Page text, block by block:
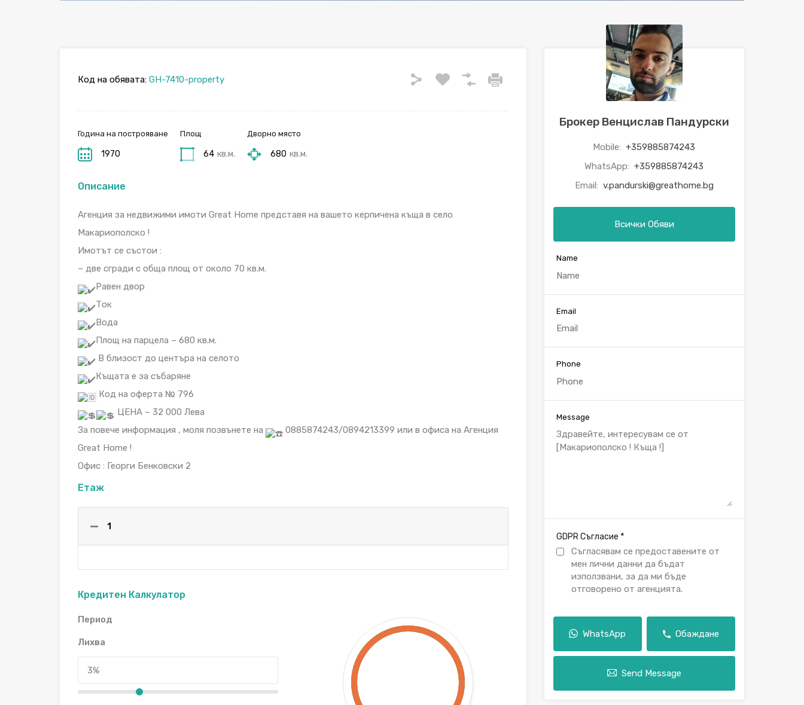
Код на обявата: GH-7410-property
Година на построяване
1970
Площ
64 кв.м.
Дворно място
680 кв.м.
Описание
Агенция за недвижими имоти Great Home представя на вашето керпичена къща в село
Макариополско !
Имотът се състои :
– две сгради с обща площ от около 70 кв.м.
Равен двор
Ток
Вода
Площ на парцела – 680 кв.м.
В близост до центъра на селото
Къщата е за събаряне
Код на оферта № 796
ЦЕНА – 32 000 Лева
За повече информация , моля позвънете на
0885874243/0894213399 или в офиса на Агенция
Great Home !
Oфис : Георги Бенковски 2
Етаж
1
Кредитен Калкулатор
Период
Лихва
Брокер Венцислав Пандурски
Mobile: +359885874243
WhatsApp: +359885874243
Email: v.pandurski@greathome.bg
Всички Обяви
Name
Email
Phone
Message
GDPR Съгласие *
Съгласявам се предоставените от
мен лични данни да бъдат
използвани, за да ми бъде
отговорено от агенцията.
WhatsApp Обаждане
Send Message